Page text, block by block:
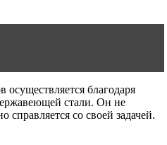
благодаря
стали. Он не
справляется со своей задачей.